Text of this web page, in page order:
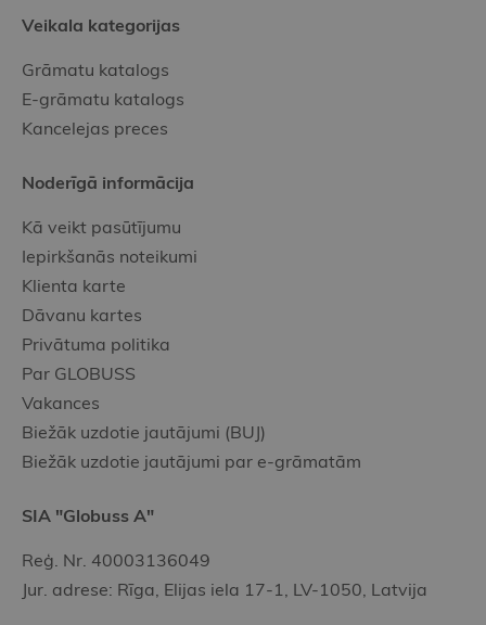
Veikala kategorijas
Grāmatu katalogs
E-grāmatu katalogs
Kancelejas preces
Noderīgā informācija
Kā veikt pasūtījumu
Iepirkšanās noteikumi
Klienta karte
Dāvanu kartes
Privātuma politika
Par GLOBUSS
Vakances
Biežāk uzdotie jautājumi (BUJ)
Biežāk uzdotie jautājumi par e-grāmatām
SIA "Globuss A"
Reģ. Nr. 40003136049
Jur. adrese: Rīga, Elijas iela 17-1, LV-1050, Latvija